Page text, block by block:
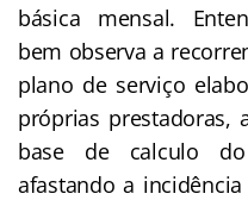
básica mensal.
bem observa a
plano de serviço
próprias prestadoras,
base de calculo do
afastando a